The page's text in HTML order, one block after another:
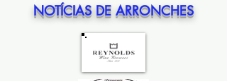
NOTÍCIAS DE ARRONCHES